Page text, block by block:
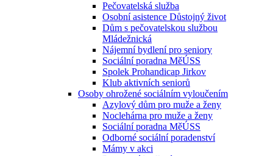
Pečovatelská služba
Osobní asistence Důstojný život
Dům s pečovatelskou službou
Mládežnická
Nájemní bydlení pro seniory
Sociální poradna MěÚSS
Spolek Prohandicap Jirkov
Klub aktivních seniorů
Osoby ohrožené sociálním vyloučením
Azylový dům pro muže a ženy
Noclehárna pro muže a ženy
Sociální poradna MěÚSS
Odborné sociální poradenství
Mámy v akci